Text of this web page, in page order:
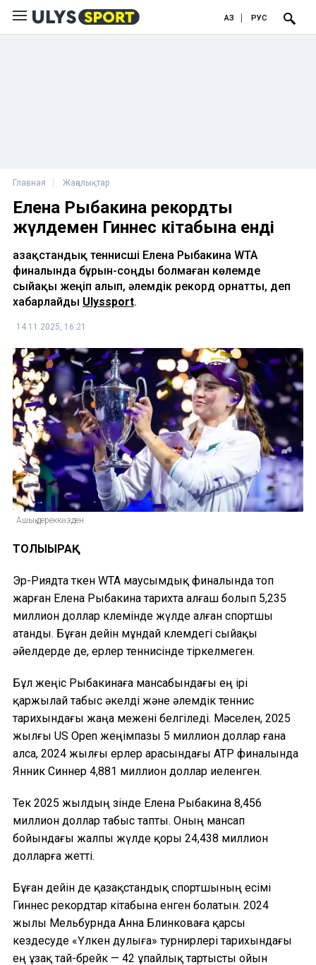
ҚАЗ РУС
Главная Жаңалықтар
Елена Рыбакина рекордтық
жүлдемен Гиннес кітабына енді
Қазақстандық теннисші Елена Рыбакина WTA
финалында бұрын-соңды болмаған көлемде
сыйақы жеңіп алып, әлемдік рекорд орнатты, деп
хабарлайды Ulyssport.
14.11.2025, 16:21
Ашық дереккөзден
ТОЛЫҒЫРАҚ
Эр-Риядта өткен WTA маусымдық финалында топ
жарған Елена Рыбакина тарихта алғаш болып 5,235
миллион доллар көлемінде жүлде алған спортшы
атанды. Бұған дейін мұндай көлемдегі сыйақы
әйелдерде де, ерлер теннисінде тіркелмеген.
Бұл жеңіс Рыбакинаға мансабындағы ең ірі
қаржылай табыс әкелді және әлемдік теннис
тарихындағы жаңа межені белгіледі. Мәселен, 2025
жылғы US Open жеңімпазы 5 миллион доллар ғана
алса, 2024 жылғы ерлер арасындағы ATP финалында
Янник Синнер 4,881 миллион доллар иеленген.
Тек 2025 жылдың өзінде Елена Рыбакина 8,456
миллион доллар табыс тапты. Оның мансап
бойындағы жалпы жүлде қоры 24,438 миллион
долларға жетті.
Бұған дейін де қазақстандық спортшының есімі
Гиннес рекордтар кітабына енген болатын. 2024
жылы Мельбурнда Анна Блинковаға қарсы
кездесуде «Үлкен дулыға» турнирлері тарихындағы
ең ұзақ тай-брейк — 42 ұпайлық тартысты ойын